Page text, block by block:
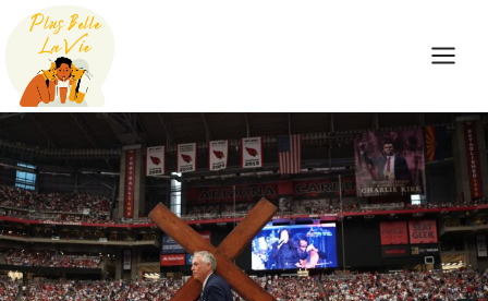
Skip
content